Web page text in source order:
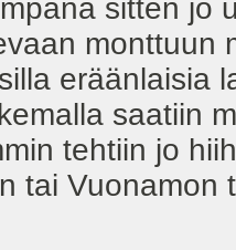
sitten jo
monttuun
eräänlaisia
saatiin
tehtiin jo
tai Vuonamon